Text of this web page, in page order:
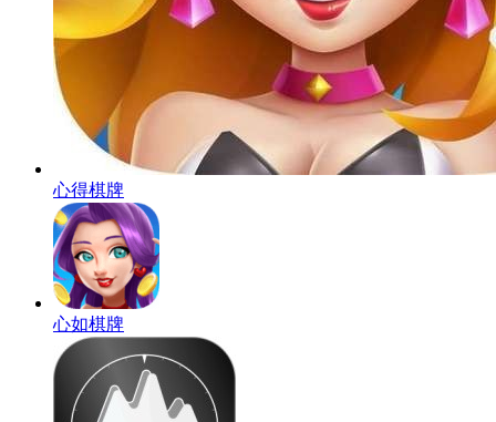
心得棋牌
心如棋牌